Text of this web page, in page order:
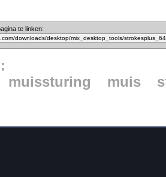
te linken:
muissturing muis